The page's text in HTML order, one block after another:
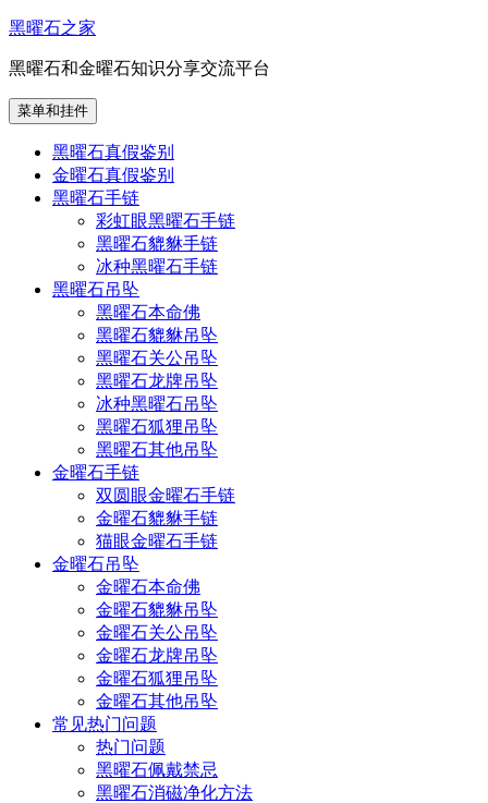
跳
内
容
黑曜石之家
黑曜石和金曜石知识分享交流平台
菜单和挂件
黑曜石真假鉴别
金曜石真假鉴别
黑曜石手链
彩虹眼黑曜石手链
黑曜石貔貅手链
冰种黑曜石手链
黑曜石吊坠
黑曜石本命佛
黑曜石貔貅吊坠
黑曜石关公吊坠
黑曜石龙牌吊坠
冰种黑曜石吊坠
黑曜石狐狸吊坠
黑曜石其他吊坠
金曜石手链
双圆眼金曜石手链
金曜石貔貅手链
猫眼金曜石手链
金曜石吊坠
金曜石本命佛
金曜石貔貅吊坠
金曜石关公吊坠
金曜石龙牌吊坠
金曜石狐狸吊坠
金曜石其他吊坠
常见热门问题
热门问题
黑曜石佩戴禁忌
黑曜石消磁净化方法